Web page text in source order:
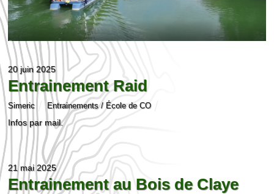
20 juin 2025
Entrainement Raid
Simeric Entrainements / École de CO
Infos par mail.
21 mai 2025
Entrainement au Bois de Claye